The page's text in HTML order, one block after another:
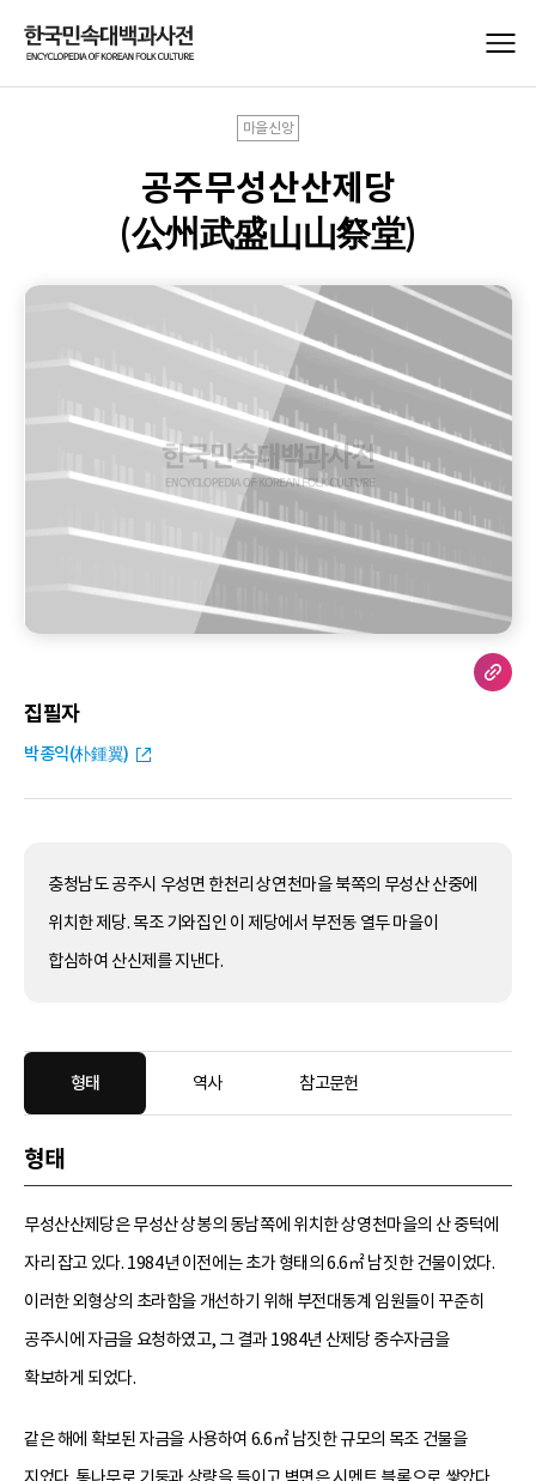
마을신앙
공주무성산산제당
(公州武盛山山祭堂)
집필자
박종익(朴鍾翼)
충청남도 공주시 우성면 한천리 상연천마을 북쪽의 무성산 산중에
위치한 제당. 목조 기와집인 이 제당에서 부전동 열두 마을이
합심하여 산신제를 지낸다.
형태 역사 참고문헌
형태
무성산산제당은 무성산 상봉의 동남쪽에 위치한 상영천마을의 산 중턱에
자리 잡고 있다. 1984년 이전에는 초가 형태의 6.6㎡ 남짓한 건물이었다.
이러한 외형상의 초라함을 개선하기 위해 부전대동계 임원들이 꾸준히
공주시에 자금을 요청하였고, 그 결과 1984년 산제당 중수자금을
확보하게 되었다.
같은 해에 확보된 자금을 사용하여 6.6㎡ 남짓한 규모의 목조 건물을